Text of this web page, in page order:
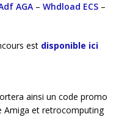
AGA – Whdload ECS –
est disponible ici
ainsi un code promo
Amiga et retrocomputing